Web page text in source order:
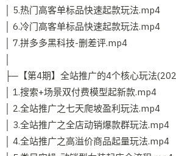
│ 5.热门高客单标品快速起款玩法.mp4
│ 6.冷门高客单标品快速起款玩法.mp4
│ 7.拼多多黑科技-删差评.mp4
├─【第4期】全站推广的4个核心玩法
│ 1.搜索+场景双付费模型起新款.mp4
│ 2.全站推广之七天爬坡盈利玩法.mp4
│ 3.全站推广之全店动销爆款群玩法.mp4
│ 4.全站推广之高溢价商品起量玩法.mp4